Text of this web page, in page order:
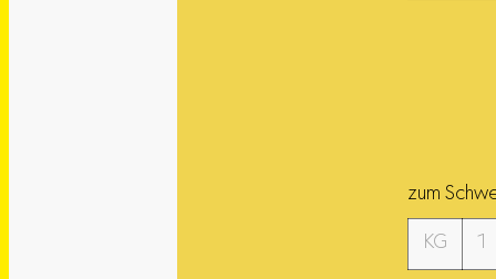
zum
KG 1